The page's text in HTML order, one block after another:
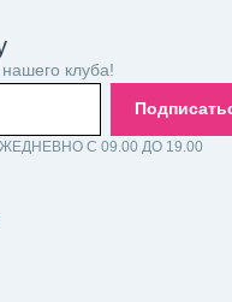
клуба!
С 09.00 ДО 19.00